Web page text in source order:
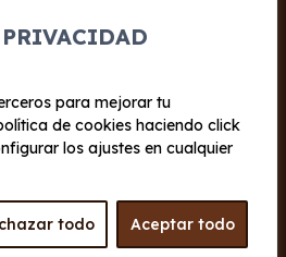
para mejorar tu
de cookies haciendo click
los ajustes en cualquier
todo Aceptar todo
Roquetas de Mar
2026 Cabo Renting